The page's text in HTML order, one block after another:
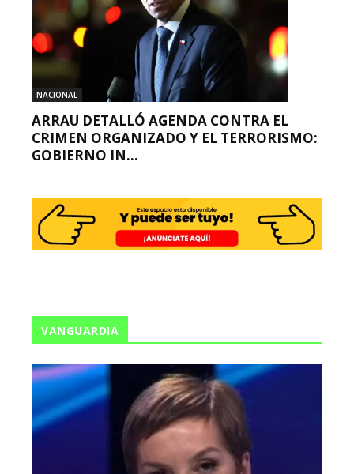
NACIONAL
ARRAU DETALLÓ AGENDA CONTRA EL
CRIMEN ORGANIZADO Y EL TERRORISMO:
GOBIERNO IN...
VANGUARDIA